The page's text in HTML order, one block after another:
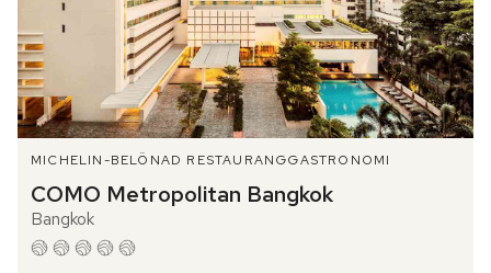
MICHELIN-BELÖNAD RESTAURANGGASTRONOMI
COMO Metropolitan Bangkok
Bangkok